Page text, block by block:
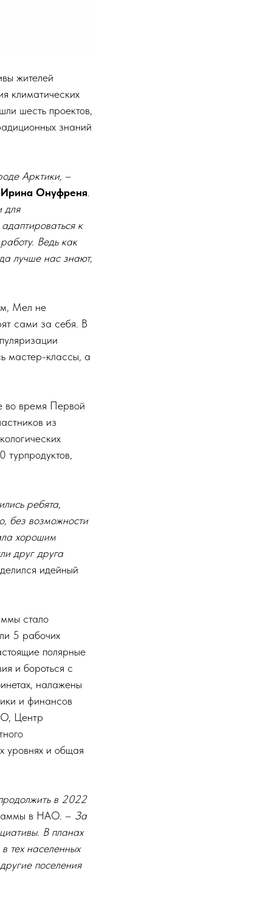
жителей
климатических
шесть проектов,
знаний
Арктики, –
Ирина Онуфреня
для
к
Ведь как
лучше нас знают,
Мел не
сами за себя. В
мастер-классы, а
во время Первой
из
ребята,
без возможности
хорошим
друг друга
идейный
стало
5 рабочих
полярные
и бороться с
налажены
и финансов
Центр
уровнях и общая
в 2022
в НАО. – За
В планах
тех населенных
поселения